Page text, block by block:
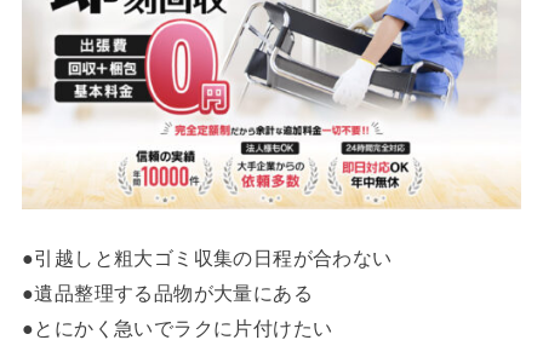
●引越しと粗大ゴミ収集の日程が合わない
●遺品整理する品物が大量にある
●とにかく急いでラクに片付けたい